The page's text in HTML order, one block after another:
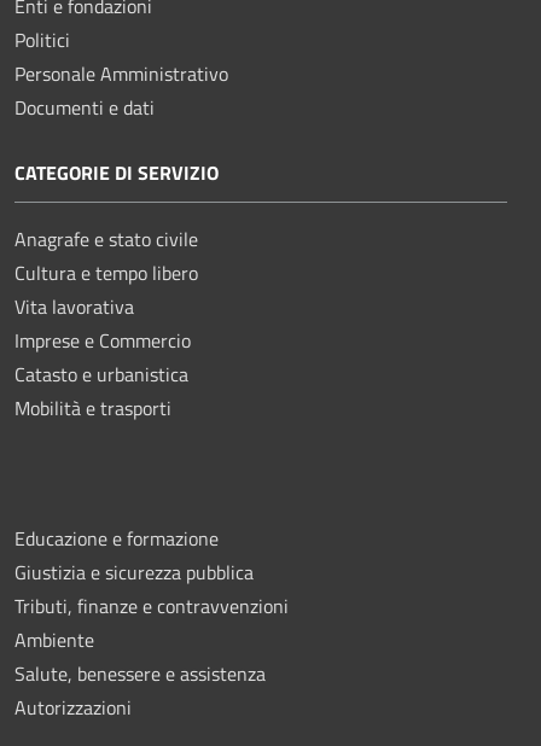
Enti e fondazioni
Politici
Personale Amministrativo
Documenti e dati
CATEGORIE DI SERVIZIO
Anagrafe e stato civile
Cultura e tempo libero
Vita lavorativa
Imprese e Commercio
Catasto e urbanistica
Mobilità e trasporti
Educazione e formazione
Giustizia e sicurezza pubblica
Tributi, finanze e contravvenzioni
Ambiente
Salute, benessere e assistenza
Autorizzazioni